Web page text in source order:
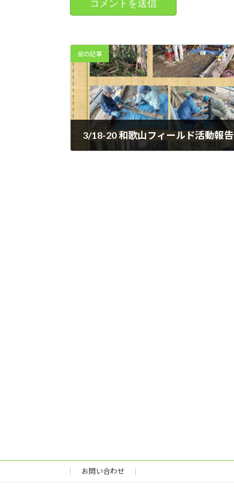
前の記事
3/18-20 和歌山フィールド活動報告
お問い合わせ